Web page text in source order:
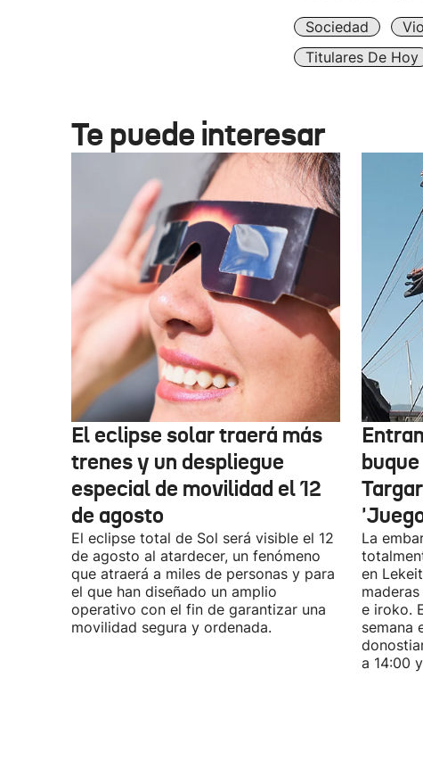
Sociedad
Titulares De Hoy
Te puede interesar
El eclipse solar traerá más
trenes y un despliegue
especial de movilidad el 12
de agosto
El eclipse total de Sol será visible el 12
de agosto al atardecer, un fenómeno
que atraerá a miles de personas y para
el que han diseñado un amplio
operativo con el fin de garantizar una
movilidad segura y ordenada.
La
en
e iroko.
semana
a 14:00